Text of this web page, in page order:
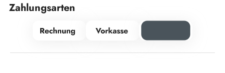
Zahlungsarten